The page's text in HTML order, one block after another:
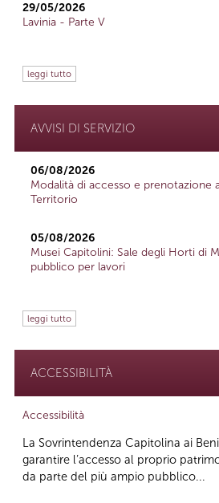
29/05/2026
Lavinia - Parte V
leggi tutto
AVVISI DI SERVIZIO
06/08/2026
Modalità di accesso e prenotazione
Territorio
05/08/2026
Musei Capitolini: Sale degli Horti di
pubblico per lavori
leggi tutto
ACCESSIBILITÀ
Accessibilità
La Sovrintendenza Capitolina ai
garantire l’accesso al proprio
da parte del più ampio pubblico...